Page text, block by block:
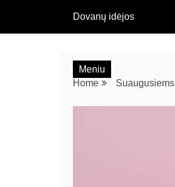
Dovanų idėjos
Meniu
Home
Suaugusiems